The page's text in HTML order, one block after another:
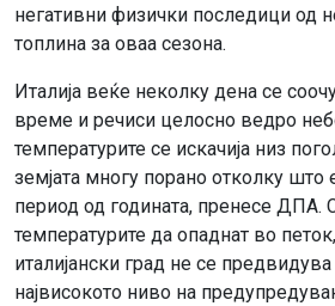
негативни физички последици од
топлина за оваа сезона.
Италија веќе неколку дена се
време и речиси целосно ведро
температурите се искачија низ
земјата многу порано отколку што
период од годината, пренесе ДПА.
температурите да опаднат во
италијански град не се
највисокото ниво на